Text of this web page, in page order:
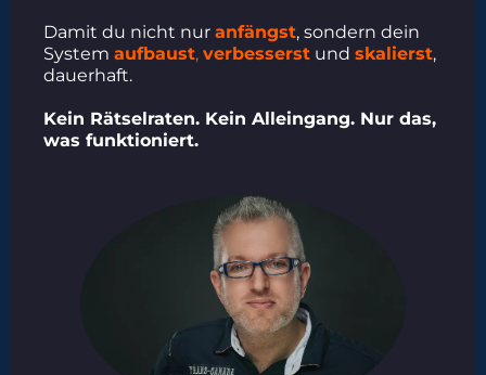
Damit du nicht nur anfängst, sondern dein
System aufbaust, verbesserst und skalierst,
dauerhaft.
Kein Rätselraten. Kein Alleingang. Nur das,
was funktioniert.